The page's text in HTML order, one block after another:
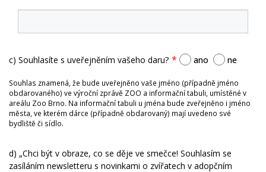
c) Souhlasíte s uveřejněním vašeho daru? ano ne
Souhlas znamená, že bude uveřejněno vaše jméno (případně jméno
obdarovaného) ve výroční zprávě ZOO a informační tabuli, umístěné v
areálu Zoo Brno. Na informační tabuli u jména bude zveřejněno i jméno
města, ve kterém dárce (případně obdarovaný) mají uvedeno své
bydliště či sídlo.
d) „Chci být v obraze, co se děje ve smečce! Souhlasím se
zasíláním newsletteru s novinkami o zvířatech v adopčním